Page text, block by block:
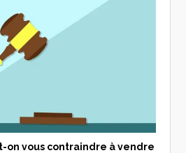
on vous contraindre à vendre